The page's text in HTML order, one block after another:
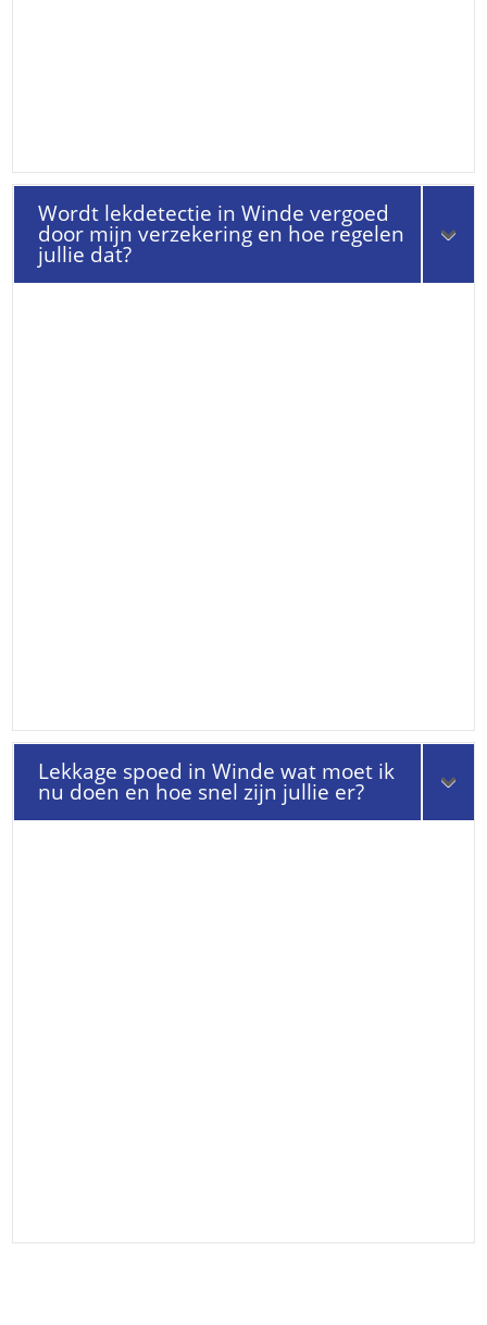
Wordt lekdetectie in Winde vergoed
door mijn verzekering en hoe regelen
jullie dat?
Lekkage spoed in Winde wat moet ik
nu doen en hoe snel zijn jullie er?